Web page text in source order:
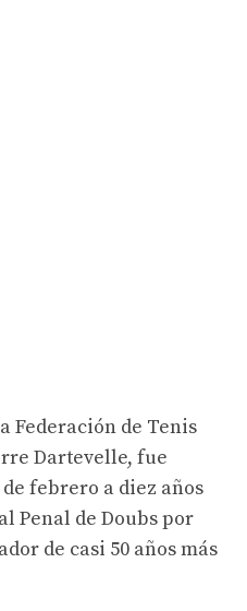
Federación de Tenis
Dartevelle, fue
febrero a diez años
Penal de Doubs por
de casi 50 años más